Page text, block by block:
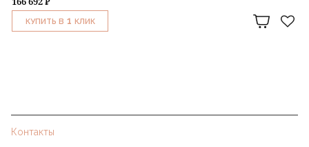
КУПИТЬ В 1 КЛИК
Контакты